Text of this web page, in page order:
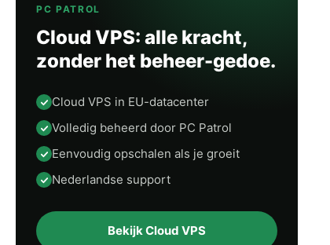
PC PATROL
Cloud VPS: alle kracht,
zonder het beheer-gedoe.
Cloud VPS in EU-datacenter
Volledig beheerd door PC Patrol
Eenvoudig opschalen als je groeit
Nederlandse support
Bekijk Cloud VPS